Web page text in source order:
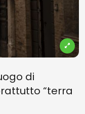
di
“terra